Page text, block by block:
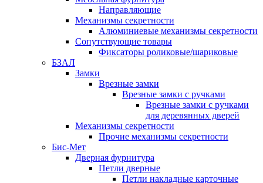
Направляющие
Механизмы секретности
Алюминиевые механизмы секретности
Сопутствующие товары
Фиксаторы роликовые/шариковые
БЗАЛ
Замки
Врезные замки
Врезные замки с ручками
Врезные замки с ручками
для деревянных дверей
Механизмы секретности
Прочие механизмы секретности
Бис-Мет
Дверная фурнитура
Петли дверные
Петли накладные карточные